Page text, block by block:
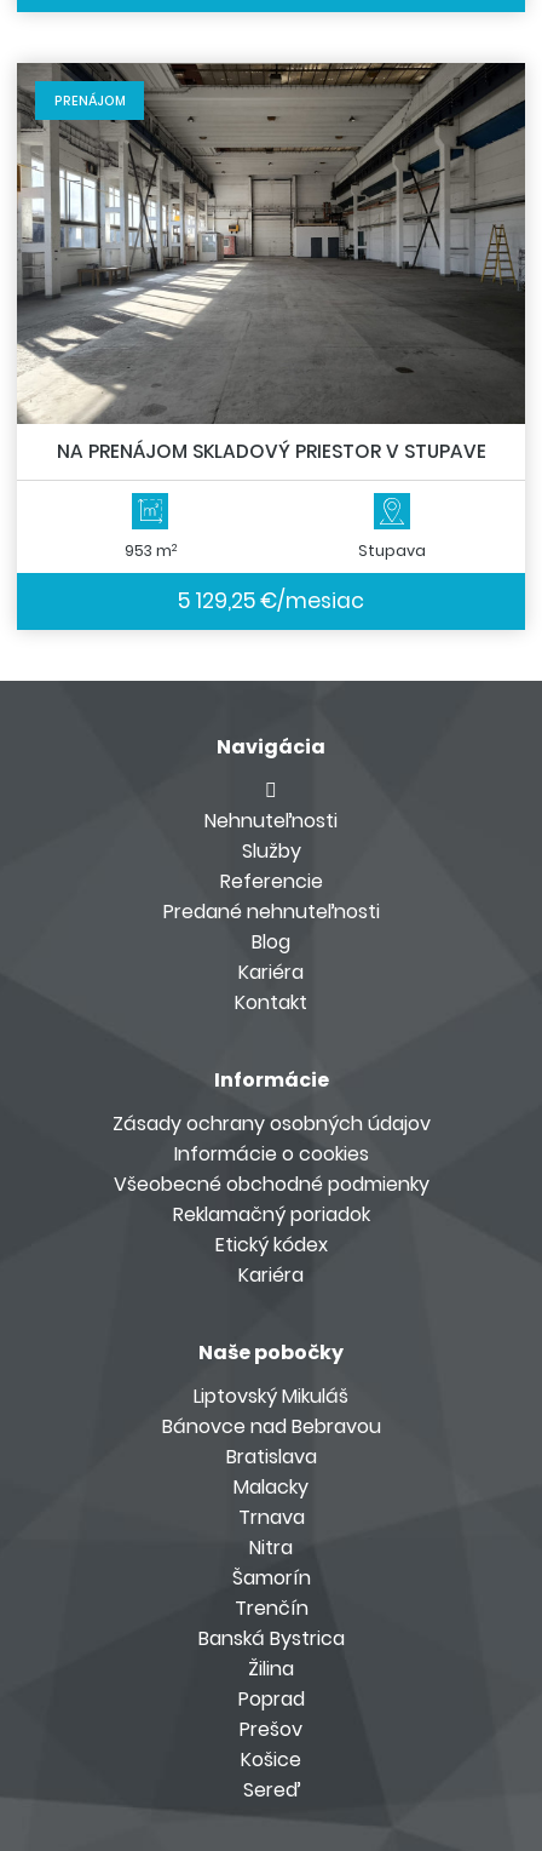
PRENÁJOM
NA PRENÁJOM SKLADOVÝ PRIESTOR V STUPAVE
953 m2 Stupava
5 129,25 €/mesiac
Navigácia
Nehnuteľnosti
Služby
Referencie
Predané nehnuteľnosti
Blog
Kariéra
Kontakt
Informácie
Zásady ochrany osobných údajov
Informácie o cookies
Všeobecné obchodné podmienky
Reklamačný poriadok
Etický kódex
Kariéra
Naše pobočky
Liptovský Mikuláš
Bánovce nad Bebravou
Bratislava
Malacky
Trnava
Nitra
Šamorín
Trenčín
Banská Bystrica
Žilina
Poprad
Prešov
Košice
Sereď